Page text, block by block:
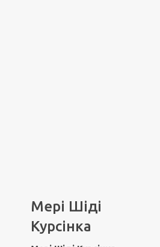
Мері Шіді
Курсінка